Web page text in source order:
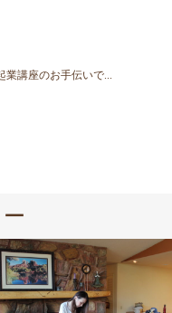
講座のお手伝いで...